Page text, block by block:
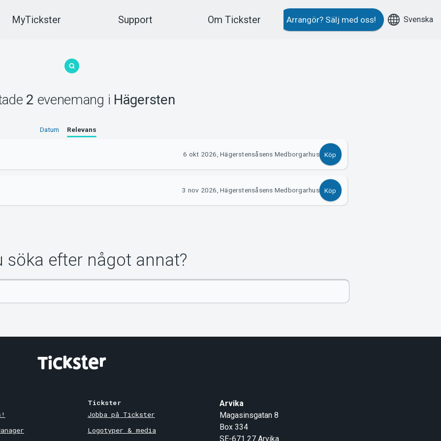
MyTickster Support Om Tickster Arrangör? Sälj med oss! Svenska
2 evenemang i Hägersten
Datum Relevans
6 okt 2026, Hägerstensåsens Medborgarhus Köp
3 nov 2026, Hägerstensåsens Medborgarhus Köp
söka efter något annat?
Tickster
Jobba på Tickster
Logotyper & media
Arvika
Magasinsgatan 8
Box 334
SE-671 27 Arvika